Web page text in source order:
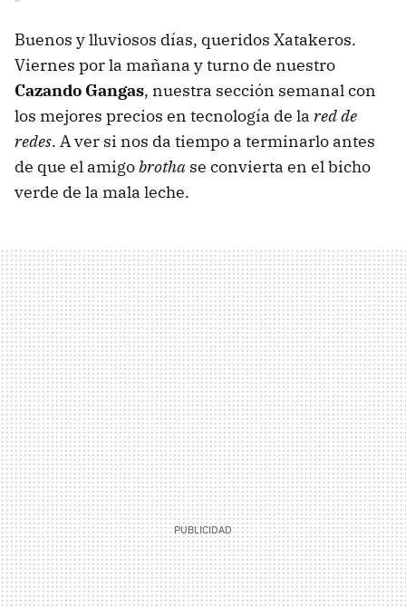
Buenos y lluviosos días, queridos Xatakeros.
Viernes por la mañana y turno de nuestro
Cazando Gangas, nuestra sección semanal con
los mejores precios en tecnología de la red de
redes. A ver si nos da tiempo a terminarlo antes
de que el amigobrotha se convierta en el bicho
verde de la mala leche.